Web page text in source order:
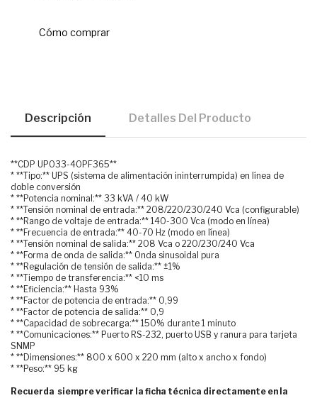
Cómo comprar
Descripción Detalles Del Producto
**CDP UPO33-40PF365**
* **Tipo:** UPS (sistema de alimentación ininterrumpida) en línea de
doble conversión
* **Potencia nominal:** 33 kVA / 40 kW
* **Tensión nominal de entrada:** 208/220/230/240 Vca (configurable)
* **Rango de voltaje de entrada:** 140-300 Vca (modo en línea)
* **Frecuencia de entrada:** 40-70 Hz (modo en línea)
* **Tensión nominal de salida:** 208 Vca o 220/230/240 Vca
* **Forma de onda de salida:** Onda sinusoidal pura
* **Regulación de tensión de salida:** ±1%
* **Tiempo de transferencia:** <10 ms
* **Eficiencia:** Hasta 93%
* **Factor de potencia de entrada:** 0,99
* **Factor de potencia de salida:** 0,9
* **Capacidad de sobrecarga:** 150% durante 1 minuto
* **Comunicaciones:** Puerto RS-232, puerto USB y ranura para tarjeta
SNMP
* **Dimensiones:** 800 x 600 x 220 mm (alto x ancho x fondo)
* **Peso:** 95 kg
Recuerda siempre verificar la ficha técnica directamente en la